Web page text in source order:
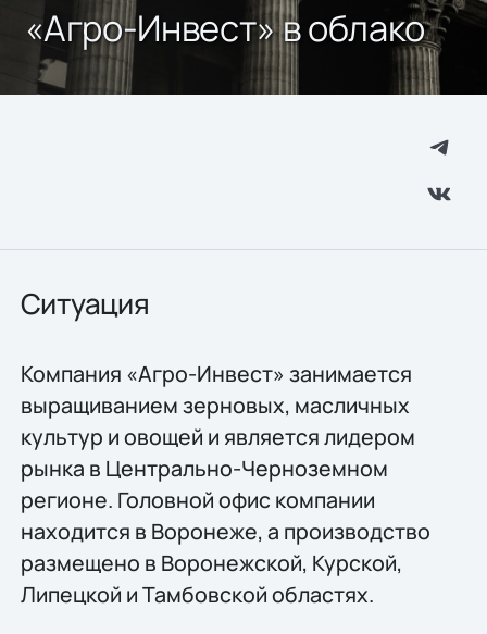
«Агро-Инвест» в облако
Ситуация
Компания «Агро-Инвест» занимается
выращиванием зерновых, масличных
культур и овощей и является лидером
рынка в Центрально-Черноземном
регионе. Головной офис компании
находится в Воронеже, а производство
размещено в Воронежской, Курской,
Липецкой и Тамбовской областях.